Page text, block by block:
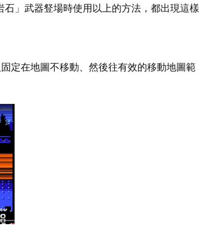
」武器豋場時使用以上的方法，都出現這樣
定在地圖不移動、然後往有效的移動地圖範